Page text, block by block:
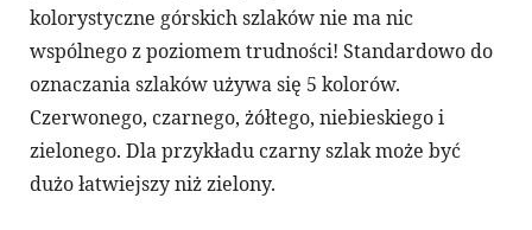
kolorystyczne górskich szlaków nie ma nic
wspólnego z poziomem trudności! Standardowo do
oznaczania szlaków używa się 5 kolorów.
Czerwonego, czarnego, żółtego, niebieskiego i
zielonego. Dla przykładu czarny szlak może być
dużo łatwiejszy niż zielony.